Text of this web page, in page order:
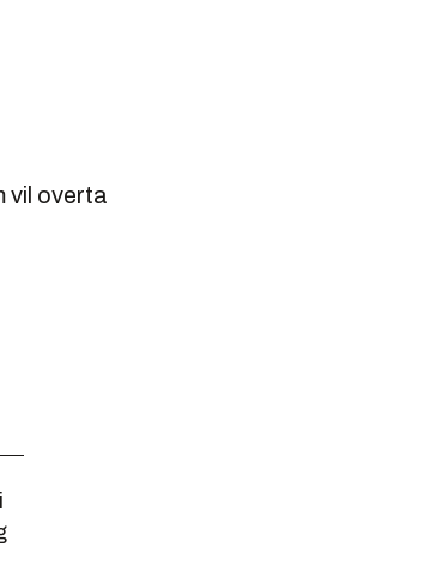
vil overta